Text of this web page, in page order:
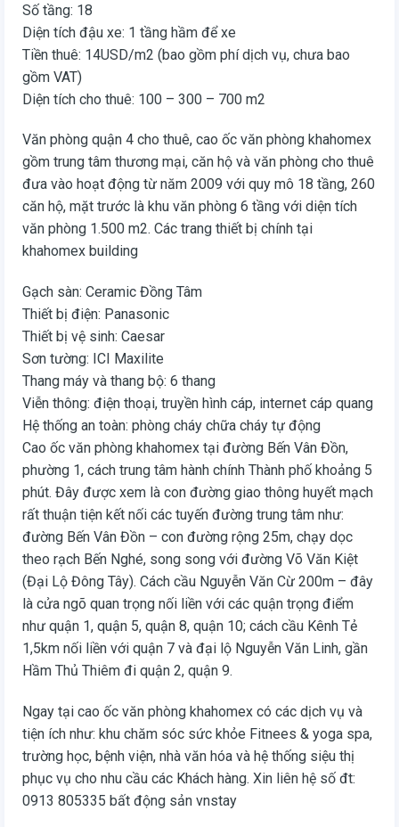
Số tầng: 18
Diện tích đậu xe: 1 tầng hầm để xe
Tiền thuê: 14USD/m2 (bao gồm phí dịch vụ, chưa bao
gồm VAT)
Diện tích cho thuê: 100 – 300 – 700 m2
Văn phòng quận 4 cho thuê, cao ốc văn phòng khahomex
gồm trung tâm thương mại, căn hộ và văn phòng cho thuê
đưa vào hoạt động từ năm 2009 với quy mô 18 tầng, 260
căn hộ, mặt trước là khu văn phòng 6 tầng với diện tích
văn phòng 1.500 m2. Các trang thiết bị chính tại
khahomex building
Gạch sàn: Ceramic Đồng Tâm
Thiết bị điện: Panasonic
Thiết bị vệ sinh: Caesar
Sơn tường: ICI Maxilite
Thang máy và thang bộ: 6 thang
Viễn thông: điện thoại, truyền hình cáp, internet cáp quang
Hệ thống an toàn: phòng cháy chữa cháy tự động
Cao ốc văn phòng khahomex tại đường Bến Vân Đồn,
phường 1, cách trung tâm hành chính Thành phố khoảng 5
phút. Đây được xem là con đường giao thông huyết mạch
rất thuận tiện kết nối các tuyến đường trung tâm như:
đường Bến Vân Đồn – con đường rộng 25m, chạy dọc
theo rạch Bến Nghé, song song với đường Võ Văn Kiệt
(Đại Lộ Đông Tây). Cách cầu Nguyễn Văn Cừ 200m – đây
là cửa ngõ quan trọng nối liền với các quận trọng điểm
như quận 1, quận 5, quận 8, quận 10; cách cầu Kênh Tẻ
1,5km nối liền với quận 7 và đại lộ Nguyễn Văn Linh, gần
Hầm Thủ Thiêm đi quận 2, quận 9.
Ngay tại cao ốc văn phòng khahomex có các dịch vụ và
tiện ích như: khu chăm sóc sức khỏe Fitnees & yoga spa,
trường học, bệnh viện, nhà văn hóa và hệ thống siệu thị
phục vụ cho nhu cầu các Khách hàng. Xin liên hệ số đt:
0913 805335 bất động sản vnstay